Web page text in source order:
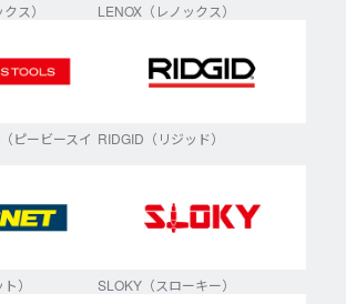
ス） LENOX（レノックス）
ピービースイ RIDGID（リジッド）
） SLOKY（スローキー）